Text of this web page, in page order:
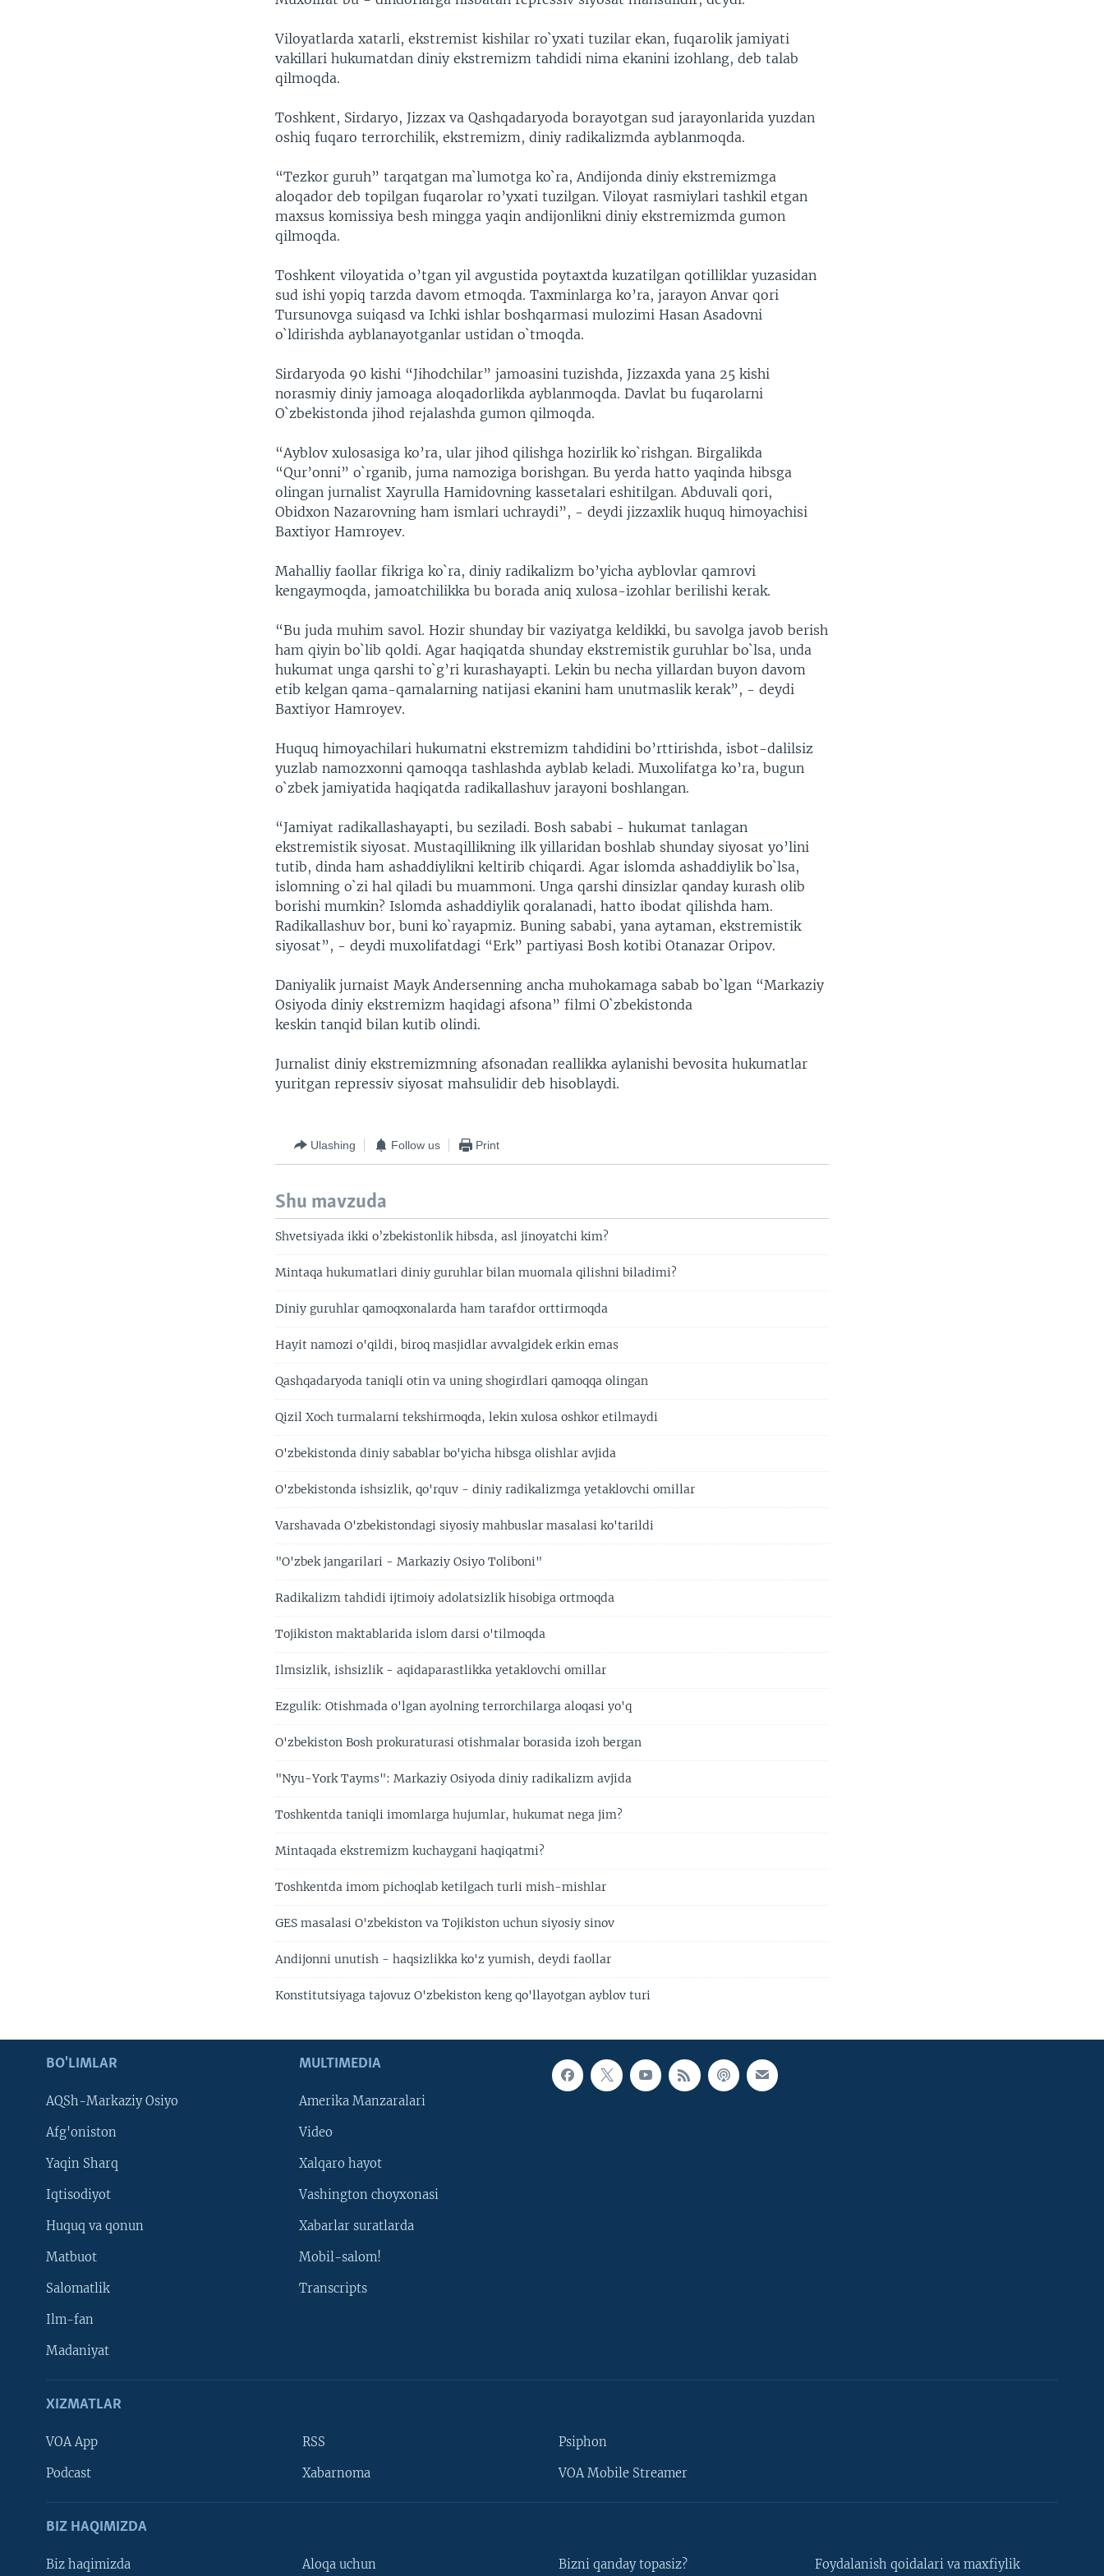
Viloyatlarda xatarli, ekstremist kishilar ro`yxati tuzilar ekan, fuqarolik jamiyati
vakillari hukumatdan diniy ekstremizm tahdidi nima ekanini izohlang, deb talab
qilmoqda.
Toshkent, Sirdaryo, Jizzax va Qashqadaryoda borayotgan sud jarayonlarida yuzdan
oshiq fuqaro terrorchilik, ekstremizm, diniy radikalizmda ayblanmoqda.
“Tezkor guruh” tarqatgan ma`lumotga ko`ra, Andijonda diniy ekstremizmga
aloqador deb topilgan fuqarolar ro’yxati tuzilgan. Viloyat rasmiylari tashkil etgan
maxsus komissiya besh mingga yaqin andijonlikni diniy ekstremizmda gumon
qilmoqda.
Toshkent viloyatida o’tgan yil avgustida poytaxtda kuzatilgan qotilliklar yuzasidan
sud ishi yopiq tarzda davom etmoqda. Taxminlarga ko’ra, jarayon Anvar qori
Tursunovga suiqasd va Ichki ishlar boshqarmasi mulozimi Hasan Asadovni
o`ldirishda ayblanayotganlar ustidan o`tmoqda.
Sirdaryoda 90 kishi “Jihodchilar” jamoasini tuzishda, Jizzaxda yana 25 kishi
norasmiy diniy jamoaga aloqadorlikda ayblanmoqda. Davlat bu fuqarolarni
O`zbekistonda jihod rejalashda gumon qilmoqda.
“Ayblov xulosasiga ko’ra, ular jihod qilishga hozirlik ko`rishgan. Birgalikda
“Qur’onni” o`rganib, juma namoziga borishgan. Bu yerda hatto yaqinda hibsga
olingan jurnalist Xayrulla Hamidovning kassetalari eshitilgan. Abduvali qori,
Obidxon Nazarovning ham ismlari uchraydi”, - deydi jizzaxlik huquq himoyachisi
Baxtiyor Hamroyev.
Mahalliy faollar fikriga ko`ra, diniy radikalizm bo’yicha ayblovlar qamrovi
kengaymoqda, jamoatchilikka bu borada aniq xulosa-izohlar berilishi kerak.
“Bu juda muhim savol. Hozir shunday bir vaziyatga keldikki, bu savolga javob berish
ham qiyin bo`lib qoldi. Agar haqiqatda shunday ekstremistik guruhlar bo`lsa, unda
hukumat unga qarshi to`g’ri kurashayapti. Lekin bu necha yillardan buyon davom
etib kelgan qama-qamalarning natijasi ekanini ham unutmaslik kerak”, - deydi
Baxtiyor Hamroyev.
Huquq himoyachilari hukumatni ekstremizm tahdidini bo’rttirishda, isbot-dalilsiz
yuzlab namozxonni qamoqqa tashlashda ayblab keladi. Muxolifatga ko’ra, bugun
o`zbek jamiyatida haqiqatda radikallashuv jarayoni boshlangan.
“Jamiyat radikallashayapti, bu seziladi. Bosh sababi - hukumat tanlagan
ekstremistik siyosat. Mustaqillikning ilk yillaridan boshlab shunday siyosat yo’lini
tutib, dinda ham ashaddiylikni keltirib chiqardi. Agar islomda ashaddiylik bo`lsa,
islomning o`zi hal qiladi bu muammoni. Unga qarshi dinsizlar qanday kurash olib
borishi mumkin? Islomda ashaddiylik qoralanadi, hatto ibodat qilishda ham.
Radikallashuv bor, buni ko`rayapmiz. Buning sababi, yana aytaman, ekstremistik
siyosat”, - deydi muxolifatdagi “Erk” partiyasi Bosh kotibi Otanazar Oripov.
Daniyalik jurnaist Mayk Andersenning ancha muhokamaga sabab bo`lgan “Markaziy
Osiyoda diniy ekstremizm haqidagi afsona” filmi O`zbekistonda
keskin tanqid bilan kutib olindi.
Jurnalist diniy ekstremizmning afsonadan reallikka aylanishi bevosita hukumatlar
yuritgan repressiv siyosat mahsulidir deb hisoblaydi.
Ulashing Follow us Print
Shu mavzuda
Shvetsiyada ikki o’zbekistonlik hibsda, asl jinoyatchi kim?
Mintaqa hukumatlari diniy guruhlar bilan muomala qilishni biladimi?
Diniy guruhlar qamoqxonalarda ham tarafdor orttirmoqda
Hayit namozi o'qildi, biroq masjidlar avvalgidek erkin emas
Qashqadaryoda taniqli otin va uning shogirdlari qamoqqa olingan
Qizil Xoch turmalarni tekshirmoqda, lekin xulosa oshkor etilmaydi
O'zbekistonda diniy sabablar bo'yicha hibsga olishlar avjida
O'zbekistonda ishsizlik, qo'rquv - diniy radikalizmga yetaklovchi omillar
Varshavada O'zbekistondagi siyosiy mahbuslar masalasi ko'tarildi
"O'zbek jangarilari - Markaziy Osiyo Toliboni"
Radikalizm tahdidi ijtimoiy adolatsizlik hisobiga ortmoqda
Tojikiston maktablarida islom darsi o'tilmoqda
Ilmsizlik, ishsizlik - aqidaparastlikka yetaklovchi omillar
Ezgulik: Otishmada o'lgan ayolning terrorchilarga aloqasi yo'q
O'zbekiston Bosh prokuraturasi otishmalar borasida izoh bergan
"Nyu-York Tayms": Markaziy Osiyoda diniy radikalizm avjida
Toshkentda taniqli imomlarga hujumlar, hukumat nega jim?
Mintaqada ekstremizm kuchaygani haqiqatmi?
Toshkentda imom pichoqlab ketilgach turli mish-mishlar
GES masalasi O'zbekiston va Tojikiston uchun siyosiy sinov
Andijonni unutish - haqsizlikka ko'z yumish, deydi faollar
Konstitutsiyaga tajovuz O'zbekiston keng qo'llayotgan ayblov turi
BO'LIMLAR
AQSh-Markaziy Osiyo
Afg'oniston
Yaqin Sharq
Iqtisodiyot
Huquq va qonun
Matbuot
Salomatlik
Ilm-fan
Madaniyat
MULTIMEDIA
Amerika Manzaralari
Video
Xalqaro hayot
Vashington choyxonasi
Xabarlar suratlarda
Mobil-salom!
Transcripts
XIZMATLAR
VOA App
Podcast
RSS
Xabarnoma
Psiphon
VOA Mobile Streamer
BIZ HAQIMIZDA
Biz haqimizda Aloqa uchun Bizni qanday topasiz?
Foydalanish qoidalari va maxfiylik